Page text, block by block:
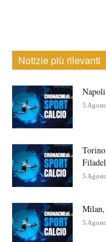
Notizie più rilevanti
5
5
Milan,
5